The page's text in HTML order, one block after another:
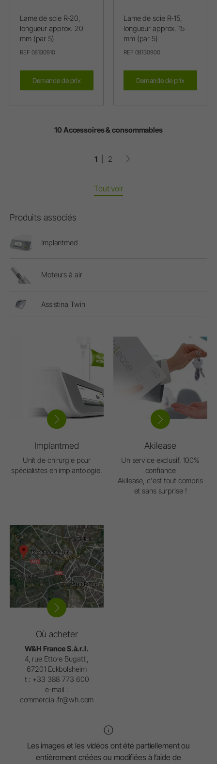
Lame de scie R-20,
longueur approx. 20
mm (par 5)
REF 08130910
Demande de prix
Lame de scie R-15,
longueur approx. 15
mm (par 5)
REF 08130900
Demande de prix
10 Accessoires & consommables
1 2
Tout voir
Produits associés
Implantmed
Moteurs à air
Assistina Twin
Implantmed
Unit de chirurgie pour
spécialistes en implantologie.
Akilease
Un service exclusif, 100%
confiance
Akilease, c'est tout compris
et sans surprise !
Où acheter
W&H France S.à.r.l.
4, rue Ettore Bugatti,
67201 Eckbolsheim
t : +33 388 773 600
e-mail :
commercial.fr@wh.com
Les images et les vidéos ont été partiellement ou
entièrement créées ou modifiées à l’aide de